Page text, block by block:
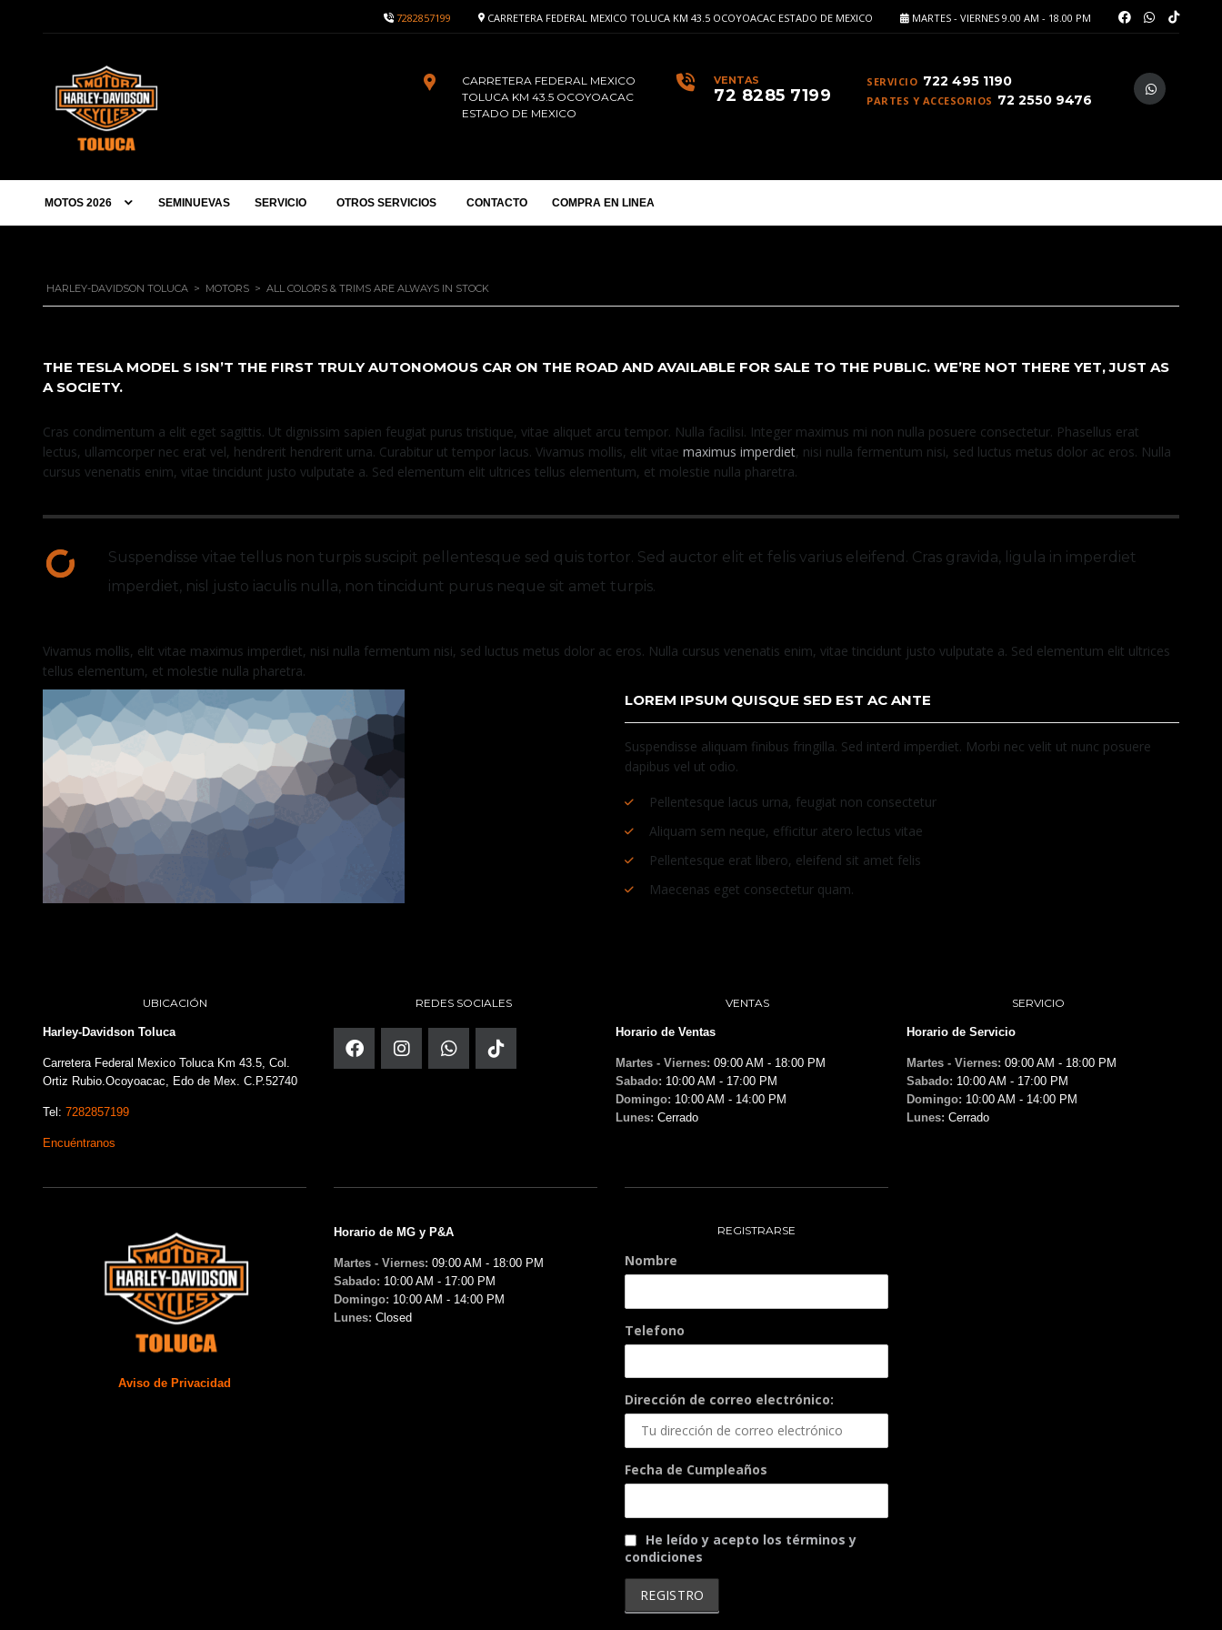
MARTES - VIERNES 9.00 AM - 18.00 PM
CARRETERA FEDERAL MEXICO TOLUCA KM 43.5 OCOYOACAC ESTADO DE MEXICO
7282857199
SERVICIO 722 495 1190
PARTES Y ACCESORIOS 72 2550 9476
VENTAS
72 8285 7199
CARRETERA FEDERAL MEXICO
TOLUCA KM 43.5 OCOYOACAC
ESTADO DE MEXICO
MOTOS 2026 SEMINUEVAS SERVICIO OTROS SERVICIOS CONTACTO COMPRA EN LINEA
HARLEY-DAVIDSON TOLUCA > MOTORS > ALL COLORS & TRIMS ARE ALWAYS IN STOCK
THE TESLA MODEL S ISN’T THE FIRST TRULY AUTONOMOUS CAR ON THE ROAD AND AVAILABLE FOR SALE TO THE PUBLIC. WE’RE NOT THERE YET, JUST AS
A SOCIETY.
Cras condimentum a elit eget sagittis. Ut dignissim sapien feugiat purus tristique, vitae aliquet arcu tempor. Nulla facilisi. Integer maximus mi non nulla posuere consectetur. Phasellus erat
lectus, ullamcorper nec erat vel, hendrerit hendrerit urna. Curabitur ut tempor lacus. Vivamus mollis, elit vitae maximus imperdiet, nisi nulla fermentum nisi, sed luctus metus dolor ac eros. Nulla
cursus venenatis enim, vitae tincidunt justo vulputate a. Sed elementum elit ultrices tellus elementum, et molestie nulla pharetra.
Suspendisse vitae tellus non turpis suscipit pellentesque sed quis tortor. Sed auctor elit et felis varius eleifend. Cras gravida, ligula in imperdiet
imperdiet, nisl justo iaculis nulla, non tincidunt purus neque sit amet turpis.
Vivamus mollis, elit vitae maximus imperdiet, nisi nulla fermentum nisi, sed luctus metus dolor ac eros. Nulla cursus venenatis enim, vitae tincidunt justo vulputate a. Sed elementum elit ultrices
tellus elementum, et molestie nulla pharetra.
LOREM IPSUM QUISQUE SED EST AC ANTE
Suspendisse aliquam finibus fringilla. Sed interd imperdiet. Morbi nec velit ut nunc posuere
dapibus vel ut odio.
Pellentesque lacus urna, feugiat non consectetur
Aliquam sem neque, efficitur atero lectus vitae
Pellentesque erat libero, eleifend sit amet felis
Maecenas eget consectetur quam.
UBICACIÓN
Harley-Davidson Toluca
Carretera Federal Mexico Toluca Km 43.5, Col.
Ortiz Rubio.Ocoyoacac, Edo de Mex. C.P.52740
Tel: 7282857199
Encuéntranos
REDES SOCIALES VENTAS
Horario de Ventas
Martes - Viernes: 09:00 AM - 18:00 PM
Sabado: 10:00 AM - 17:00 PM
Domingo: 10:00 AM - 14:00 PM
Lunes: Cerrado
SERVICIO
Horario de Servicio
Martes - Viernes: 09:00 AM - 18:00 PM
Sabado: 10:00 AM - 17:00 PM
Domingo: 10:00 AM - 14:00 PM
Lunes: Cerrado
Aviso de Privacidad
Horario de MG y P&A
Martes - Viernes: 09:00 AM - 18:00 PM
Sabado: 10:00 AM - 17:00 PM
Domingo: 10:00 AM - 14:00 PM
Lunes: Closed
REGISTRARSE
Nombre
Telefono
Dirección de correo electrónico:
Fecha de Cumpleaños
He leído y acepto los términos y
condiciones